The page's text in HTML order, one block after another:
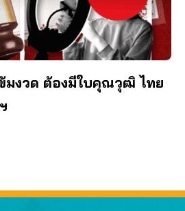
มงวด ต้องมีใบคุณวุฒิ ไทย